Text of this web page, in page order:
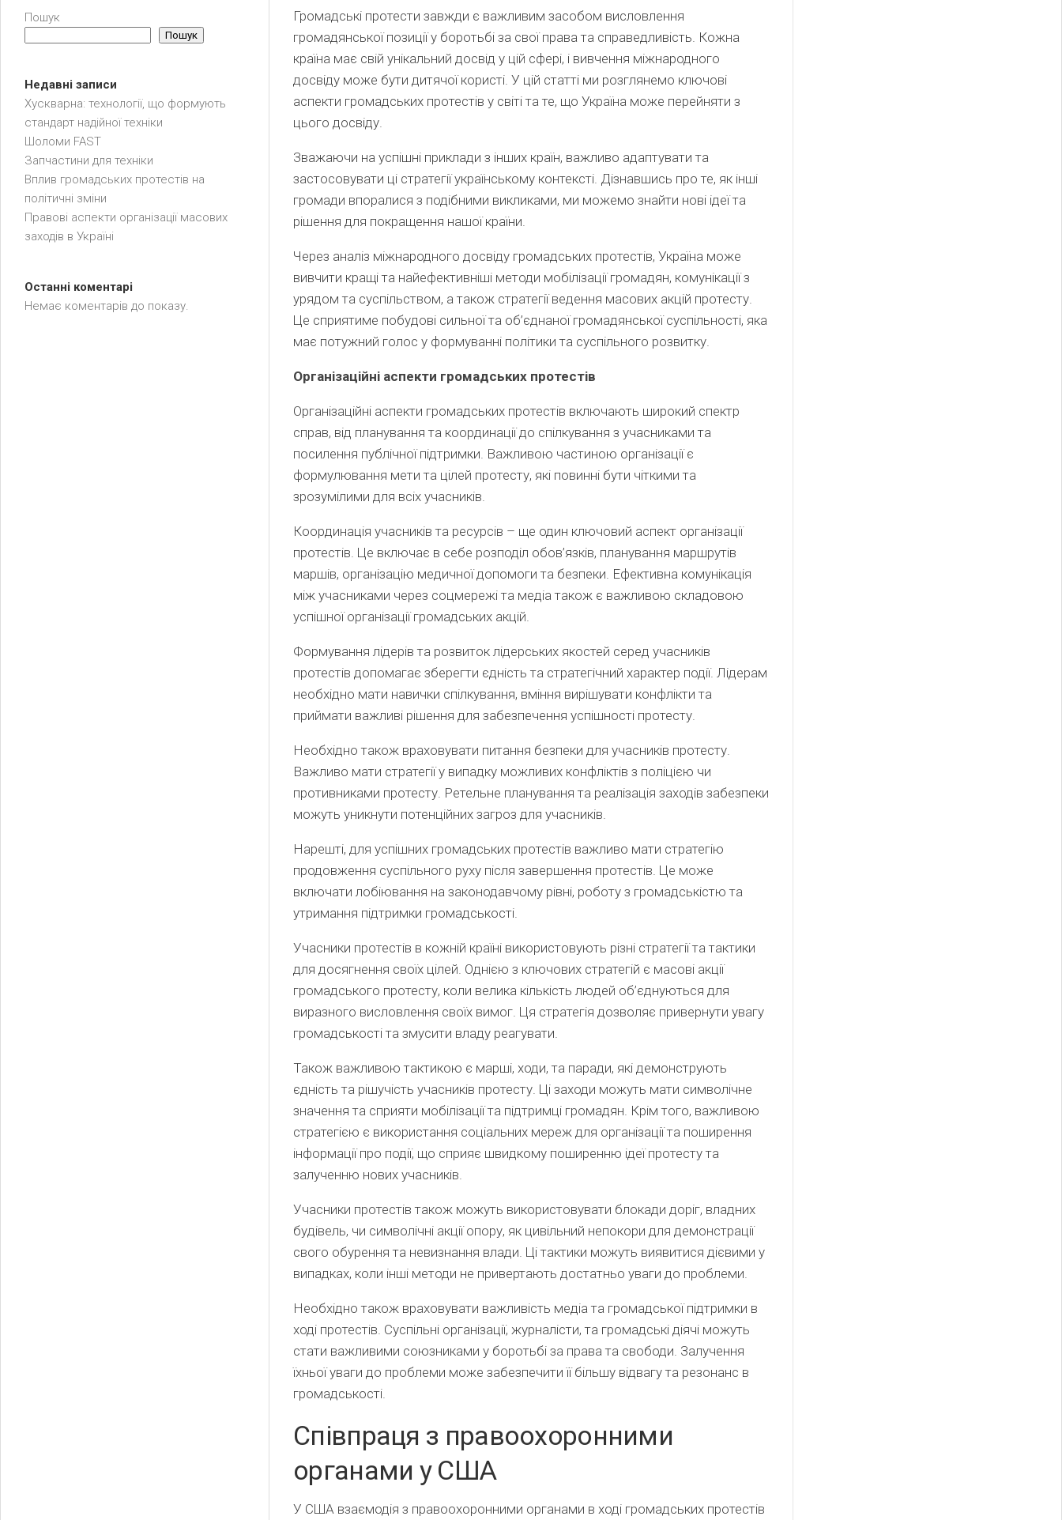
Громадські протести завжди є важливим засобом висловлення
громадянської позиції у боротьбі за свої права та справедливість. Кожна
країна має свій унікальний досвід у цій сфері, і вивчення міжнародного
досвіду може бути дитячої користі. У цій статті ми розглянемо ключові
аспекти громадських протестів у світі та те, що Україна може перейняти з
цього досвіду.
Зважаючи на успішні приклади з інших країн, важливо адаптувати та
застосовувати ці стратегії українському контексті. Дізнавшись про те, як інші
громади впоралися з подібними викликами, ми можемо знайти нові ідеї та
рішення для покращення нашої країни.
Через аналіз міжнародного досвіду громадських протестів, Україна може
вивчити кращі та найефективніші методи мобілізації громадян, комунікації з
урядом та суспільством, а також стратегії ведення масових акцій протесту.
Це сприятиме побудові сильної та об’єднаної громадянської суспільності, яка
має потужний голос у формуванні політики та суспільного розвитку.
Організаційні аспекти громадських протестів
Організаційні аспекти громадських протестів включають широкий спектр
справ, від планування та координації до спілкування з учасниками та
посилення публічної підтримки. Важливою частиною організації є
формулювання мети та цілей протесту, які повинні бути чіткими та
зрозумілими для всіх учасників.
Координація учасників та ресурсів – ще один ключовий аспект організації
протестів. Це включає в себе розподіл обов’язків, планування маршрутів
маршів, організацію медичної допомоги та безпеки. Ефективна комунікація
між учасниками через соцмережі та медіа також є важливою складовою
успішної організації громадських акцій.
Формування лідерів та розвиток лідерських якостей серед учасників
протестів допомагає зберегти єдність та стратегічний характер події. Лідерам
необхідно мати навички спілкування, вміння вирішувати конфлікти та
приймати важливі рішення для забезпечення успішності протесту.
Необхідно також враховувати питання безпеки для учасників протесту.
Важливо мати стратегії у випадку можливих конфліктів з поліцією чи
противниками протесту. Ретельне планування та реалізація заходів забезпеки
можуть уникнути потенційних загроз для учасників.
Нарешті, для успішних громадських протестів важливо мати стратегію
продовження суспільного руху після завершення протестів. Це може
включати лобіювання на законодавчому рівні, роботу з громадськістю та
утримання підтримки громадськості.
Учасники протестів в кожній країні використовують різні стратегії та тактики
для досягнення своїх цілей. Однією з ключових стратегій є масові акції
громадського протесту, коли велика кількість людей об’єднуються для
виразного висловлення своїх вимог. Ця стратегія дозволяє привернути увагу
громадськості та змусити владу реагувати.
Також важливою тактикою є марші, ходи, та паради, які демонструють
єдність та рішучість учасників протесту. Ці заходи можуть мати символічне
значення та сприяти мобілізації та підтримці громадян. Крім того, важливою
стратегією є використання соціальних мереж для організації та поширення
інформації про події, що сприяє швидкому поширенню ідеї протесту та
залученню нових учасників.
Учасники протестів також можуть використовувати блокади доріг, владних
будівель, чи символічні акції опору, як цивільний непокори для демонстрації
свого обурення та невизнання влади. Ці тактики можуть виявитися дієвими у
випадках, коли інші методи не привертають достатньо уваги до проблеми.
Необхідно також враховувати важливість медіа та громадської підтримки в
ході протестів. Суспільні організації, журналісти, та громадські діячі можуть
стати важливими союзниками у боротьбі за права та свободи. Залучення
їхньої уваги до проблеми може забезпечити її більшу відвагу та резонанс в
громадськості.
Співпраця з правоохоронними
органами у США
У США взаємодія з правоохоронними органами в ході громадських протестів
Пошук
Пошук
Недавні записи
Хускварна: технології, що формують
стандарт надійної техніки
Шоломи FAST
Запчастини для техніки
Вплив громадських протестів на
політичні зміни
Правові аспекти організації масових
заходів в Україні
Останні коментарі
Немає коментарів до показу.